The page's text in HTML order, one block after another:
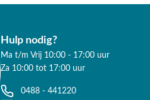
Hulp nodig?
Ma t/m Vrij 10:00 - 17:00 uur
Za 10:00 tot 17:00 uur
0488 - 441220